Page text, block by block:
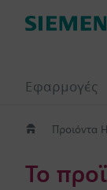
Εφαρμογές
Προιόντα
Το